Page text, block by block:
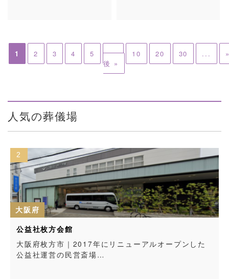
1 2 3 4 5 ... 10 20 30 ...
後 »
人気の葬儀場
2
大阪府
公益社枚方会館
大阪府枚方市｜2017年にリニューアルオープンした
公益社運営の民営斎場…